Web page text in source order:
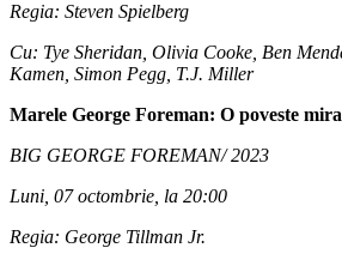
Regia: Steven Spielberg
Cu: Tye Sheridan, Olivia Cooke, Ben
Kamen, Simon Pegg, T.J. Miller
Marele George Foreman: O poveste
BIG GEORGE FOREMAN/ 2023
Luni, 07 octombrie, la 20:00
Regia: George Tillman Jr.